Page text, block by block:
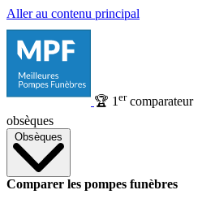
Aller au contenu principal
🏆 1 ercomparateur
obsèques
Obsèques
Comparer les pompes funèbres